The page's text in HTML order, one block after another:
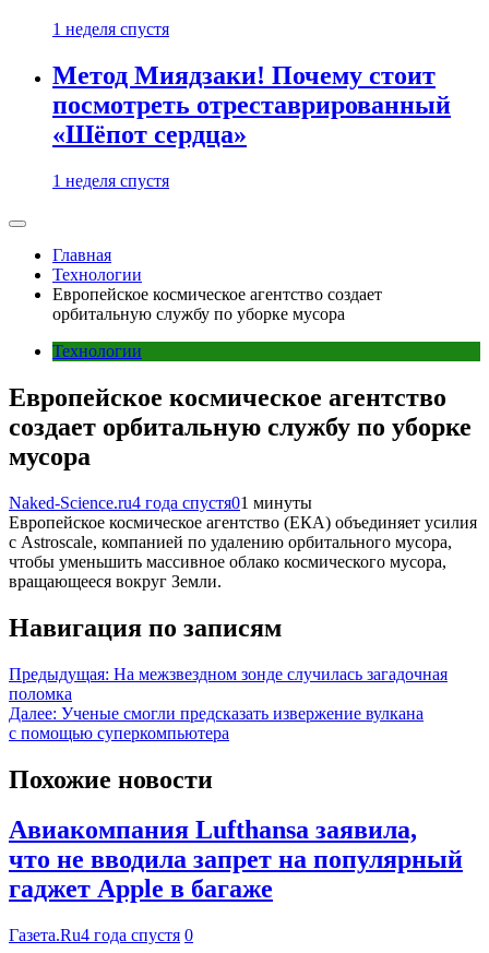
1 неделя спустя
Метод Миядзаки! Почему стоит
посмотреть отреставрированный
«Шёпот сердца»
1 неделя спустя
Главная
Технологии
Европейское космическое агентство создает
орбитальную службу по уборке мусора
Технологии
Европейское космическое агентство
создает орбитальную службу по уборке
мусора
Naked-Science.ru4 года спустя01 минуты
Европейское космическое агентство (ЕКА) объединяет усилия
с Astroscale, компанией по удалению орбитального мусора,
чтобы уменьшить массивное облако космического мусора,
вращающееся вокруг Земли.
Навигация по записям
Предыдущая: На межзвездном зонде случилась загадочная
поломка
Далее: Ученые смогли предсказать извержение вулкана
с помощью суперкомпьютера
Похожие новости
Авиакомпания Lufthansa заявила,
что не вводила запрет на популярный
гаджет Apple в багаже
Газета.Ru4 года спустя 0